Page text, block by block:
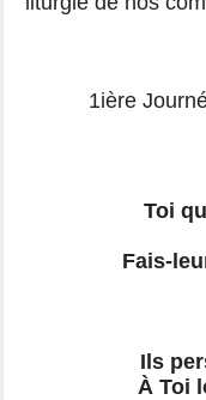
1ière
Toi
Fais-
Ils
À Toi